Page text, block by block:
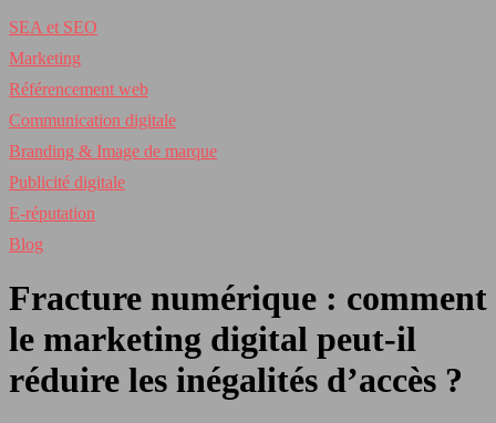
SEA et SEO
Marketing
Référencement web
Communication digitale
Branding & Image de marque
Publicité digitale
E-réputation
Blog
Fracture numérique : comment
le marketing digital peut-il
réduire les inégalités d’accès ?